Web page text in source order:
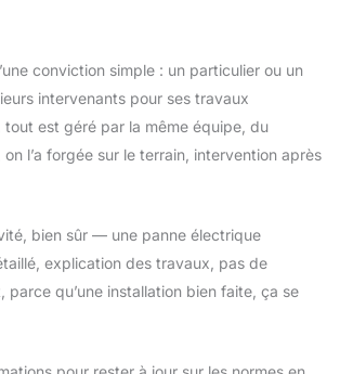
conviction simple : un particulier ou un
intervenants pour ses travaux
est géré par la même équipe, du
l’a forgée sur le terrain, intervention après
bien sûr — une panne électrique
explication des travaux, pas de
qu’une installation bien faite, ça se